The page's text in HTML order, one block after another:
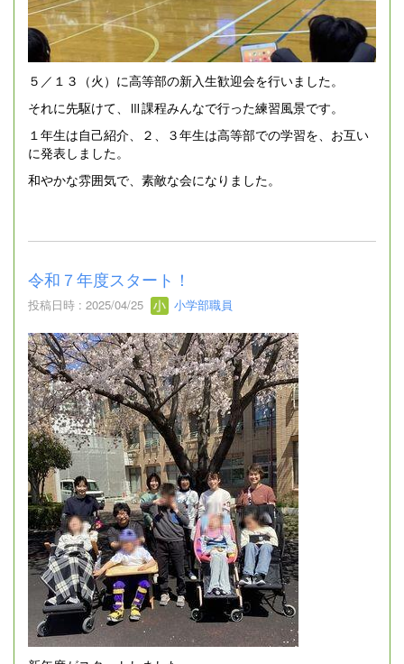
５／１３（火）に高等部の新入生歓迎会を行いました。
それに先駆けて、Ⅲ課程みんなで行った練習風景です。
１年生は自己紹介、２、３年生は高等部での学習を、お互い
に発表しました。
和やかな雰囲気で、素敵な会になりました。
令和７年度スタート！
投稿日時 : 2025/04/25 小学部職員